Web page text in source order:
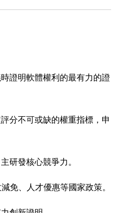
證明軟體權利的最有力的證
分不可或缺的權重指標，申
研發核心競爭力。
免、人才優惠等國家政策。